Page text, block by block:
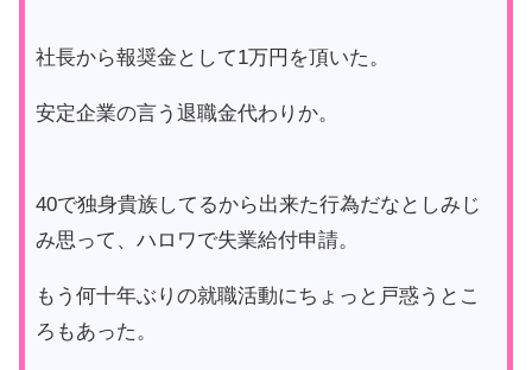
社長から報奨金として1万円を頂いた。
安定企業の言う退職金代わりか。
40で独身貴族してるから出来た行為だなとしみじ
み思って、ハロワで失業給付申請。
もう何十年ぶりの就職活動にちょっと戸惑うとこ
ろもあった。